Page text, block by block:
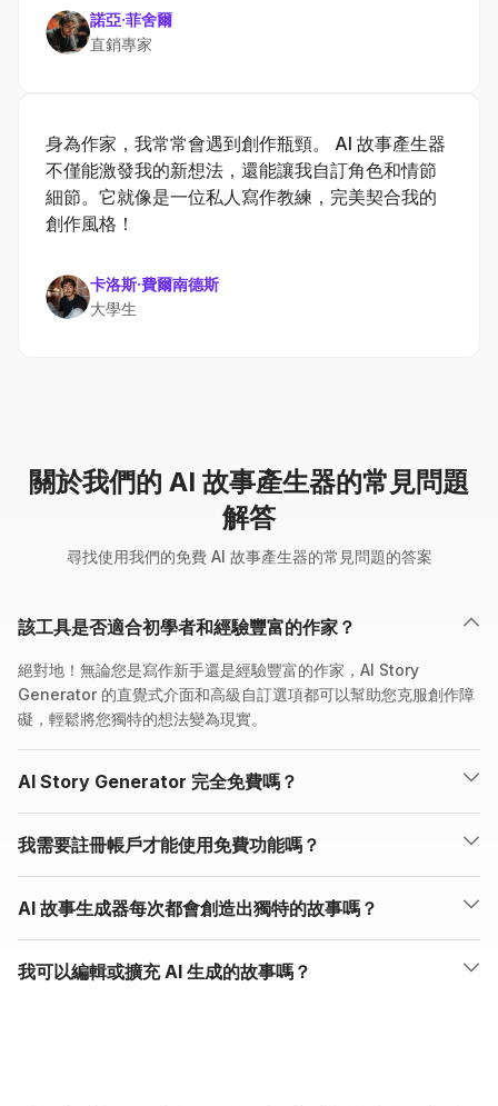
諾亞·菲舍爾
直銷專家
身為作家，我常常會遇到創作瓶頸。 AI 故事產生器
不僅能激發我的新想法，還能讓我自訂角色和情節
細節。它就像是一位私人寫作教練，完美契合我的
創作風格！
卡洛斯·費爾南德斯
大學生
關於我們的 AI 故事產生器的常見問題
解答
尋找使用我們的免費 AI 故事產生器的常見問題的答案
該工具是否適合初學者和經驗豐富的作家？
絕對地！無論您是寫作新手還是經驗豐富的作家，AI Story
Generator 的直覺式介面和高級自訂選項都可以幫助您克服創作障
礙，輕鬆將您獨特的想法變為現實。
AI Story Generator 完全免費嗎？
我需要註冊帳戶才能使用免費功能嗎？
AI 故事生成器每次都會創造出獨特的故事嗎？
我可以編輯或擴充 AI 生成的故事嗎？